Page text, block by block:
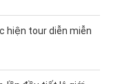
hiện tour diễn miễn